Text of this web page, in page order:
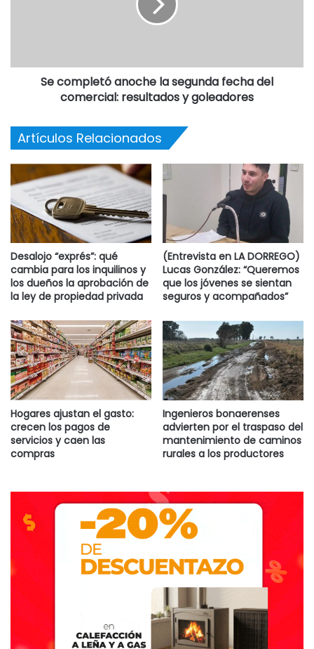
1. Evitar la convivencia con roedores y el contacto con sus
viviendas.
3. Tapar orificios en puertas, paredes y cañerías.
4. Realizar la limpieza (pisos, paredes, puertas, mesas,
de agua (dejar 30 minutos y luego enjuagar). Humedecer
5. Cortar pastos y malezas.
6. Ventilar por lo menos 30 minutos antes de entrar a
lugares que hayan estado cerrados (viviendas,
galpones).Cubrirse la boca y la nariz con un barbijo antes
Se completó anoche la segunda fecha del
comercial: resultados y goleadores
Artículos Relacionados
Desalojo “exprés”: qué
cambia para los inquilinos y
los dueños la aprobación de
la ley de propiedad privada
(Entrevista en LA DORREGO)
Lucas González: “Queremos
que los jóvenes se sientan
seguros y acompañados”
Hogares ajustan el gasto:
crecen los pagos de
servicios y caen las
compras
Ingenieros bonaerenses
advierten por el traspaso del
mantenimiento de caminos
rurales a los productores